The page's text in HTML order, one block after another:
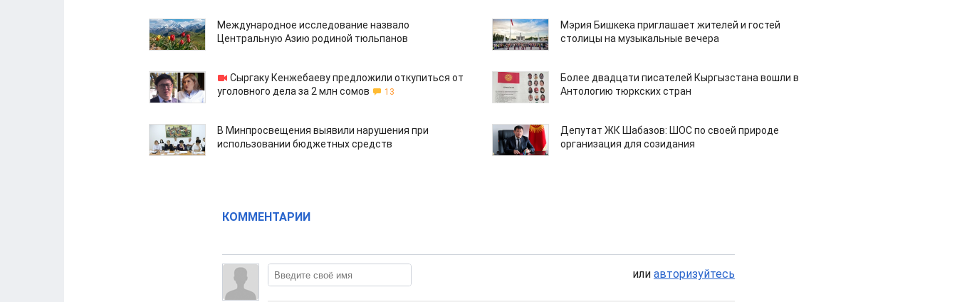
Международное исследование назвало
Центральную Азию родиной тюльпанов
Мэрия Бишкека приглашает жителей и гостей
столицы на музыкальные вечера
Сыргаку Кенжебаеву предложили откупиться от
уголовного дела за 2 млн сомов
13
Более двадцати писателей Кыргызстана вошли в
Антологию тюркских стран
В Минпросвещения выявили нарушения при
использовании бюджетных средств
Депутат ЖК Шабазов: ШОС по своей природе
организация для созидания
КОММЕНТАРИИ
или авторизуйтесь